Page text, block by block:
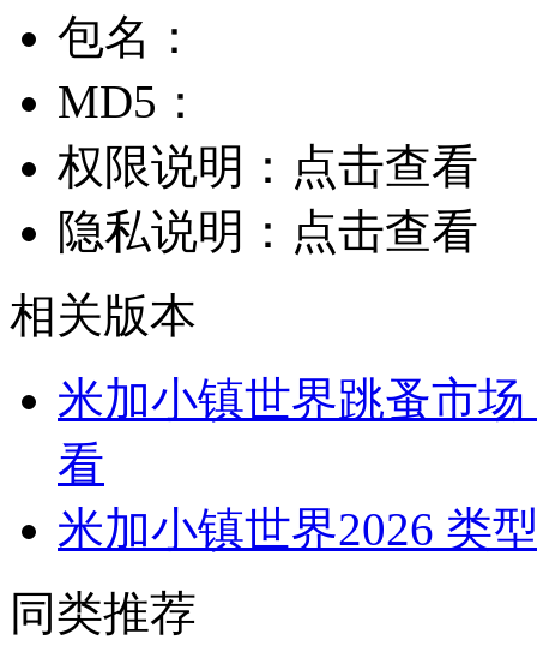
包名：
MD5：
权限说明： 点击查看
隐私说明： 点击查看
相关版本
米加小镇世界跳蚤市场
看
米加小镇世界2026 类
同类推荐